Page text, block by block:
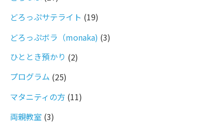
どろっぷサテライト (19)
どろっぷボラ（monaka) (3)
ひととき預かり (2)
プログラム (25)
マタニティの方 (11)
両親教室 (3)